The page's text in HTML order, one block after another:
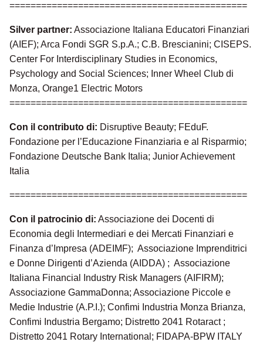
=============================================
Silver partner: Associazione Italiana Educatori Finanziari
(AIEF); Arca Fondi SGR S.p.A.; C.B. Brescianini; CISEPS.
Center For Interdisciplinary Studies in Economics,
Psychology and Social Sciences; Inner Wheel Club di
Monza, Orange1 Electric Motors
=============================================
Con il contributo di: Disruptive Beauty; FEduF.
Fondazione per l’Educazione Finanziaria e al Risparmio;
Fondazione Deutsche Bank Italia; Junior Achievement
Italia
=============================================
Con il patrocinio di: Associazione dei Docenti di
Economia degli Intermediari e dei Mercati Finanziari e
Finanza d’Impresa (ADEIMF); Associazione Imprenditrici
e Donne Dirigenti d’Azienda (AIDDA) ; Associazione
Italiana Financial Industry Risk Managers (AIFIRM);
Associazione GammaDonna; Associazione Piccole e
Medie Industrie (A.P.I.); Confimi Industria Monza Brianza,
Confimi Industria Bergamo; Distretto 2041 Rotaract ;
Distretto 2041 Rotary International; FIDAPA-BPW ITALY